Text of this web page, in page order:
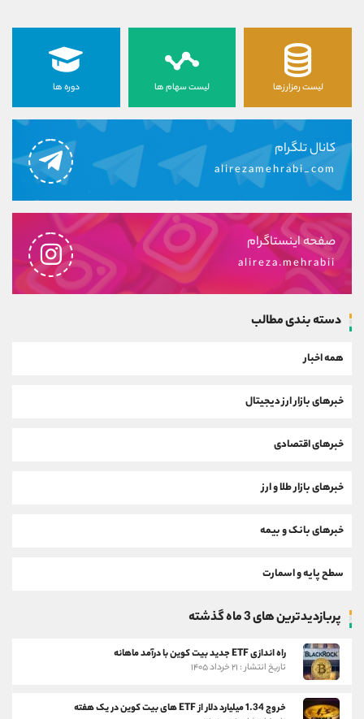
لیست رمزارزها لیست سهام ها دوره ها
کانال تلگرام
alirezamehrabi_com
صفحه اینستاگرام
alireza.mehrabii
دسته بندی مطالب
همه اخبار
خبرهای بازار ارز دیجیتال
خبرهای اقتصادی
خبرهای بازار طلا و ارز
خبرهای بانک و بیمه
سطح پایه و اسمارت
پربازدیدترین های 3 ماه گذشته
راه اندازی ETF جدید بیت کوین با درآمد ماهانه
تاریخ انتشار : ۲۱ خرداد ۱۴۰۵
خروج 1.34 میلیارد دلار از ETF های بیت کوین در یک هفته